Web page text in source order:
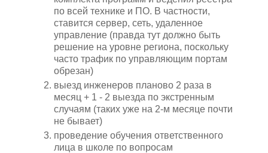
по всей технике и ПО. В частности,
ставится сервер, сеть, удаленное
управление (правда тут должно быть
решение на уровне региона, поскольку
часто трафик по управляющим портам
обрезан)
выезд инженеров планово 2 раза в
месяц + 1 - 2 выезда по экстренным
случаям (таких уже на 2-м месяце почти
не бывает)
проведение обучения ответственного
лица в школе по вопросам